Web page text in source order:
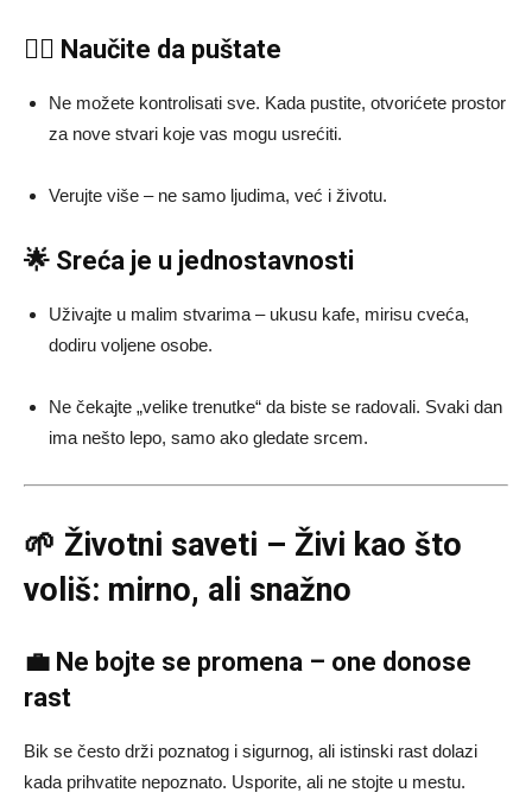
🧘‍♂️ Naučite da puštate
Ne možete kontrolisati sve. Kada pustite, otvorićete prostor
za nove stvari koje vas mogu usrećiti.
Verujte više – ne samo ljudima, već i životu.
🌟 Sreća je u jednostavnosti
Uživajte u malim stvarima – ukusu kafe, mirisu cveća,
dodiru voljene osobe.
Ne čekajte „velike trenutke“ da biste se radovali. Svaki dan
ima nešto lepo, samo ako gledate srcem.
🌱 Životni saveti – Živi kao što
voliš: mirno, ali snažno
💼 Ne bojte se promena – one donose
rast
Bik se često drži poznatog i sigurnog, ali istinski rast dolazi
kada prihvatite nepoznato. Usporite, ali ne stojte u mestu.